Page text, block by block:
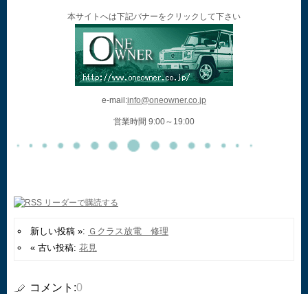
本サイトへは下記バナーをクリックして下さい
e-mail:info@oneowner.co.jp
営業時間 9:00～19:00
新しい投稿 »: Ｇクラス放電 修理
« 古い投稿: 花見
コメント:0